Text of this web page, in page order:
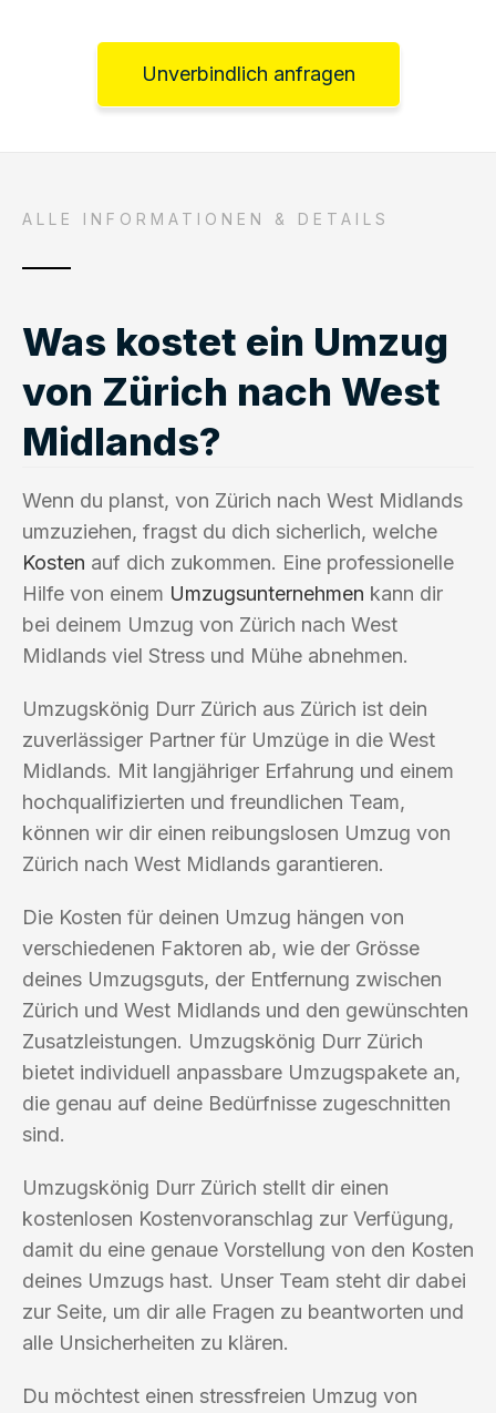
Unverbindlich anfragen
ALLE INFORMATIONEN & DETAILS
Was kostet ein Umzug
von Zürich nach West
Midlands?
Wenn du planst, von Zürich nach West Midlands
umzuziehen, fragst du dich sicherlich, welche
Kosten auf dich zukommen. Eine professionelle
Hilfe von einem Umzugsunternehmen kann dir
bei deinem Umzug von Zürich nach West
Midlands viel Stress und Mühe abnehmen.
Umzugskönig Durr Zürich aus Zürich ist dein
zuverlässiger Partner für Umzüge in die West
Midlands. Mit langjähriger Erfahrung und einem
hochqualifizierten und freundlichen Team,
können wir dir einen reibungslosen Umzug von
Zürich nach West Midlands garantieren.
Die Kosten für deinen Umzug hängen von
verschiedenen Faktoren ab, wie der Grösse
deines Umzugsguts, der Entfernung zwischen
Zürich und West Midlands und den gewünschten
Zusatzleistungen. Umzugskönig Durr Zürich
bietet individuell anpassbare Umzugspakete an,
die genau auf deine Bedürfnisse zugeschnitten
sind.
Umzugskönig Durr Zürich stellt dir einen
kostenlosen Kostenvoranschlag zur Verfügung,
damit du eine genaue Vorstellung von den Kosten
deines Umzugs hast. Unser Team steht dir dabei
zur Seite, um dir alle Fragen zu beantworten und
alle Unsicherheiten zu klären.
Du möchtest einen stressfreien Umzug von